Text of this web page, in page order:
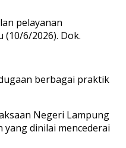
pelayanan
(10/6/2026). Dok.
berbagai praktik
Negeri Lampung
dinilai mencederai